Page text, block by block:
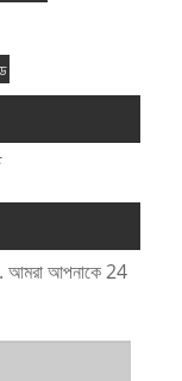
আমরা আপনাকে 24